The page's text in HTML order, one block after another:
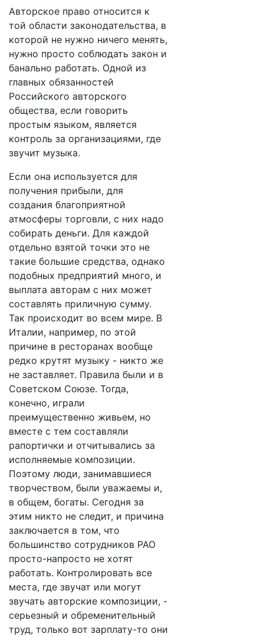
Авторское право относится к
той области законодательства, в
которой не нужно ничего менять,
нужно просто соблюдать закон и
банально работать. Одной из
главных обязанностей
Российского авторского
общества, если говорить
простым языком, является
контроль за организациями, где
звучит музыка.
Если она используется для
получения прибыли, для
создания благоприятной
атмосферы торговли, с них надо
собирать деньги. Для каждой
отдельно взятой точки это не
такие большие средства, однако
подобных предприятий много, и
выплата авторам с них может
составлять приличную сумму.
Так происходит во всем мире. В
Италии, например, по этой
причине в ресторанах вообще
редко крутят музыку - никто же
не заставляет. Правила были и в
Советском Союзе. Тогда,
конечно, играли
преимущественно живьем, но
вместе с тем составляли
рапортички и отчитывались за
исполняемые композиции.
Поэтому люди, занимавшиеся
творчеством, были уважаемы и,
в общем, богаты. Сегодня за
этим никто не следит, и причина
заключается в том, что
большинство сотрудников РАО
просто-напросто не хотят
работать. Контролировать все
места, где звучат или могут
звучать авторские композиции, -
серьезный и обременительный
труд, только вот зарплату-то они